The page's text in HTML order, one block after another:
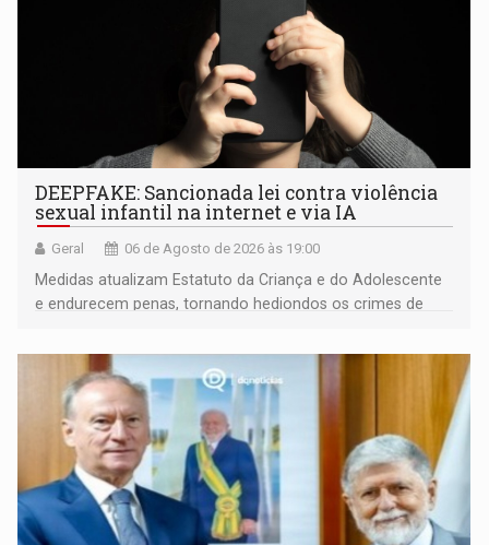
DEEPFAKE: Sancionada lei contra violência
sexual infantil na internet e via IA
Geral 06 de Agosto de 2026 às 19:00
Medidas atualizam Estatuto da Criança e do Adolescente
e endurecem penas, tornando hediondos os crimes de